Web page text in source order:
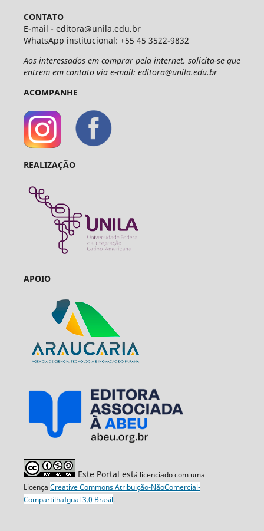
CONTATO
E-mail - editora@unila.edu.br
WhatsApp institucional: +55 45 3522-9832
Aos interessados em comprar pela internet, solicita-se que
entrem em contato via e-mail: editora@unila.edu.br
ACOMPANHE
REALIZAÇÃO
APOIO
Este Portal está licenciado com uma
Licença Creative Commons Atribuição-NãoComercial-
CompartilhaIgual 3.0 Brasil.